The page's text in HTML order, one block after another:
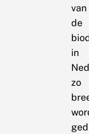
van
de
in
zo